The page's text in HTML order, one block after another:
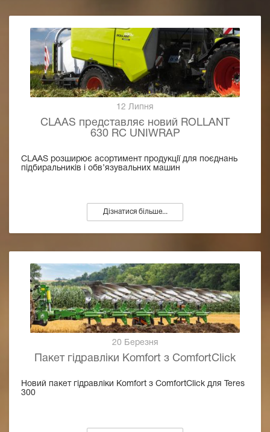
12 Липня
CLAAS представляє новий ROLLANT
630 RC UNIWRAP
CLAAS розширює асортимент продукції для поєднань
підбиральників і обв’язувальних машин
Дізнатися більше...
20 Березня
Пакет гідравліки Komfort з ComfortClick
Новий пакет гідравліки Komfort з ComfortClick для Teres
300